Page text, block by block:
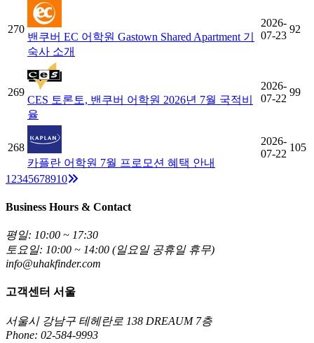
270
밴쿠버 EC 어학원 Gastown Shared Apartment 기
숙사 소개
2026-
07-23
92
269
CES 토론토, 밴쿠버 어학원 2026년 7월 국적비
율
2026-
07-22
99
268
카플란 어학원 7월 프로모션 혜택 안내
2026-
07-22
105
12345678910Next
Business Hours & Contact
평일: 10:00 ~ 17:30
토요일: 10:00 ~ 14:00 (일요일 공휴일 휴무)
info@uhakfinder.com
고객센터 서울
서울시 강남구 테헤란로 138 DREAUM 7층
Phone: 02-584-9993